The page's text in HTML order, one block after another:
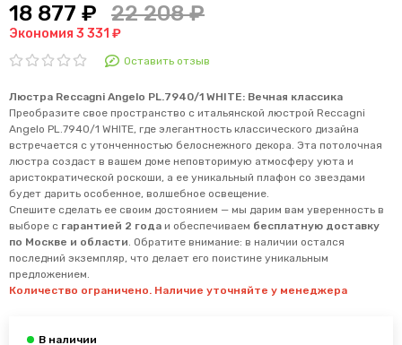
18 877 ₽ 22 208 ₽
Экономия 3 331 ₽
Оставить отзыв
Люстра Reccagni Angelo PL.7940/1 WHITE: Вечная классика
Преобразите свое пространство с итальянской люстрой Reccagni
Angelo PL.7940/1 WHITE, где элегантность классического дизайна
встречается с утонченностью белоснежного декора. Эта потолочная
люстра создаст в вашем доме неповторимую атмосферу уюта и
аристократической роскоши, а ее уникальный плафон со звездами
будет дарить особенное, волшебное освещение.
Спешите сделать ее своим достоянием — мы дарим вам уверенность в
выборе с гарантией 2 года и обеспечиваем бесплатную доставку
по Москве и области. Обратите внимание: в наличии остался
последний экземпляр, что делает его поистине уникальным
предложением.
Количество ограничено. Наличие уточняйте у менеджера